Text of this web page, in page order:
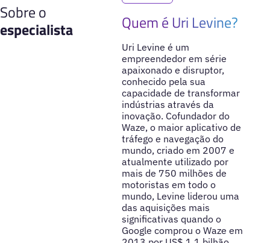
Sobre o
especialista
Quem é Uri Levine?
Uri Levine é um
empreendedor em série
apaixonado e disruptor,
conhecido pela sua
capacidade de transformar
indústrias através da
inovação. Cofundador do
Waze, o maior aplicativo de
tráfego e navegação do
mundo, criado em 2007 e
atualmente utilizado por
mais de 750 milhões de
motoristas em todo o
mundo, Levine liderou uma
das aquisições mais
significativas quando o
Google comprou o Waze em